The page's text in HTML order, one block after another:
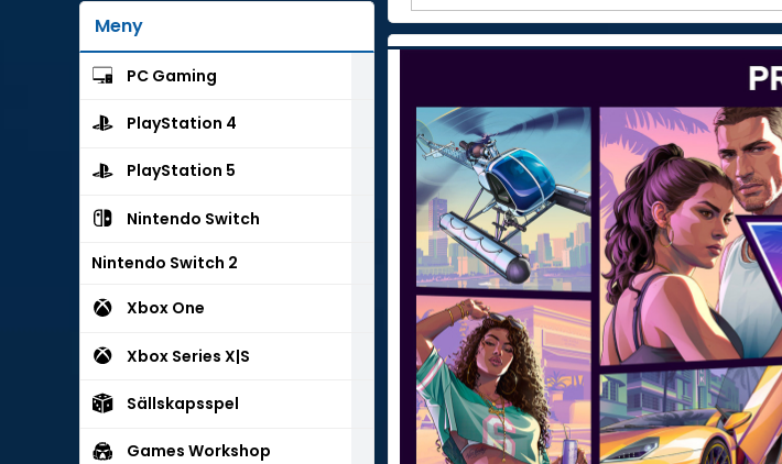
Meny
PC Gaming
PlayStation 4
PlayStation 5
Nintendo Switch
Nintendo Switch 2
Xbox One
Xbox Series X|S
Sällskapsspel
Games Workshop